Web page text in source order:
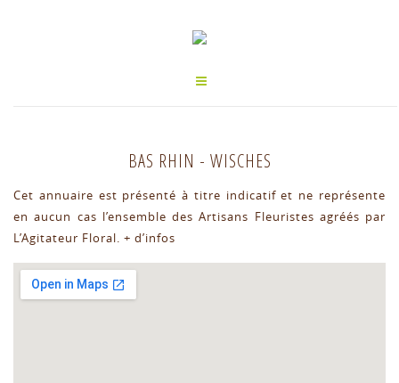
BAS RHIN - WISCHES
Cet annuaire est présenté à titre indicatif et ne représente
en aucun cas l’ensemble des Artisans Fleuristes agréés par
L’Agitateur Floral. + d’infos